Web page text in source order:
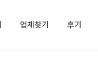
업체찾기 후기